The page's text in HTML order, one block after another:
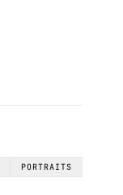
PORTRAITS